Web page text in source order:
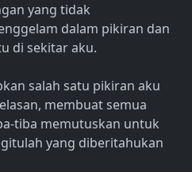
yang tidak
dalam pikiran dan
di sekitar aku.
salah satu pikiran aku
membuat semua
tiba memutuskan untuk
yang diberitahukan